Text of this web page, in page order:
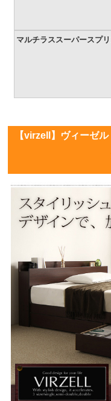
【virzell】ヴィーゼ